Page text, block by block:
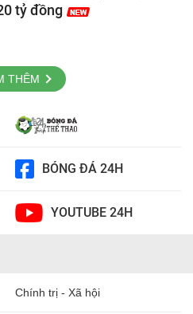
tỷ đồng
THÊM
BÓNG ĐÁ 24H
YOUTUBE 24H
Chính trị - Xã hội